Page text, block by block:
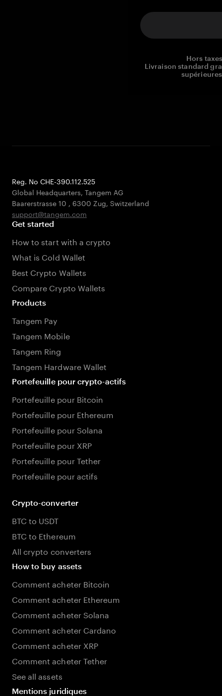
Hors
Livraison standard
Reg. No CHE-390.112.525
Global Headquarters, Tangem AG
Baarerstrasse 10 , 6300 Zug, Switzerland
support@tangem.com
Get started
How to start with a crypto
What is Cold Wallet
Best Crypto Wallets
Compare Crypto Wallets
Products
Tangem Pay
Tangem Mobile
Tangem Ring
Tangem Hardware Wallet
Portefeuille pour crypto-actifs
Portefeuille pour Bitcoin
Portefeuille pour Ethereum
Portefeuille pour Solana
Portefeuille pour XRP
Portefeuille pour Tether
Portefeuille pour actifs
Crypto-converter
BTC to USDT
BTC to Ethereum
All crypto converters
How to buy assets
Comment acheter Bitcoin
Comment acheter Ethereum
Comment acheter Solana
Comment acheter Cardano
Comment acheter XRP
Comment acheter Tether
See all assets
Mentions juridiques